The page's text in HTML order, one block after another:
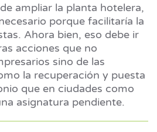
ampliar la planta hotelera,
porque facilitaría la
Ahora bien, eso debe ir
acciones que no
sino de las
la recuperación y puesta
que en ciudades como
asignatura pendiente.